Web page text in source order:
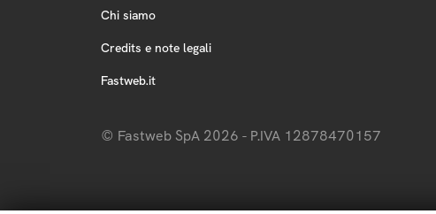
Chi siamo
Credits e note legali
Fastweb.it
© Fastweb SpA 2026 - P.IVA 12878470157